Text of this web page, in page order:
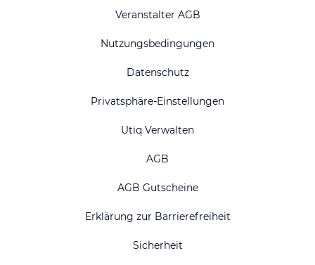
Veranstalter AGB
Nutzungsbedingungen
Datenschutz
Privatsphäre-Einstellungen
Utiq Verwalten
AGB
AGB Gutscheine
Erklärung zur Barrierefreiheit
Sicherheit